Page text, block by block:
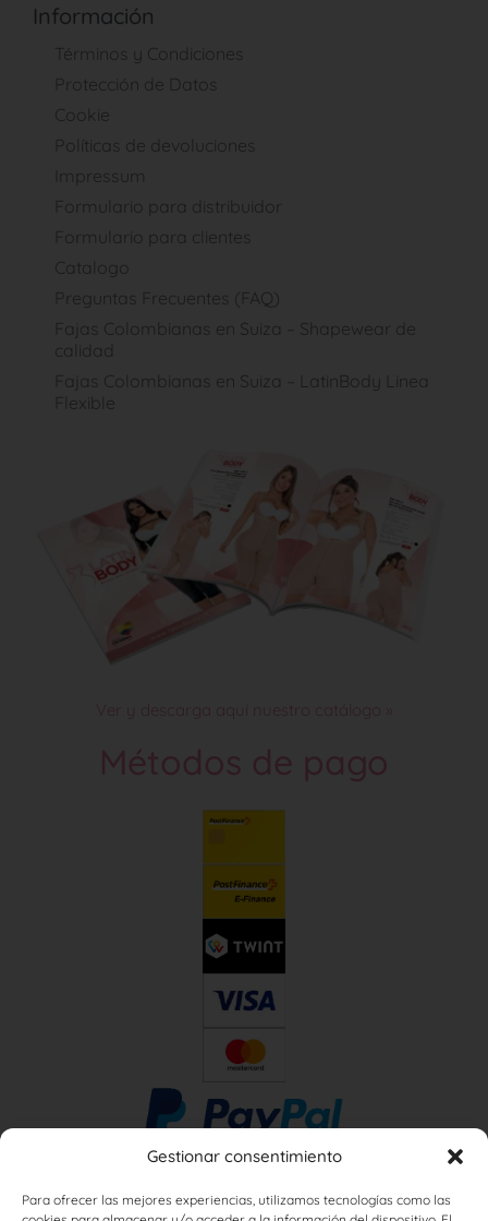
Gestionar consentimiento
Para ofrecer las mejores experiencias, utilizamos tecnologías como las
Información
Términos y Condiciones
Protección de Datos
Cookie
Políticas de devoluciones
Impressum
Formulario para distribuidor
Formulario para clientes
Catalogo
Preguntas Frecuentes (FAQ)
Fajas Colombianas en Suiza – Shapewear de
calidad
Fajas Colombianas en Suiza – LatinBody Linea
Flexible
Ver y descarga aquí nuestro catálogo »
Métodos de pago